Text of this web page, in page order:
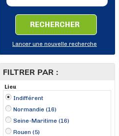
RECHERCHER
Lancer une nouvelle recherche
FILTRER PAR :
Lieu
Indifférent
Normandie (16)
Seine-Maritime (16)
Rouen (5)